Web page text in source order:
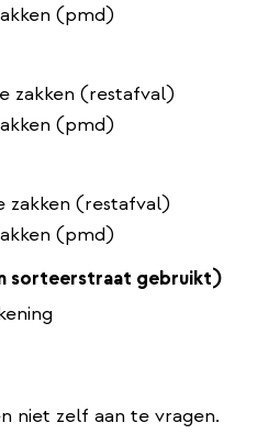
(pmd)
zakken (restafval)
(pmd)
zakken (restafval)
(pmd)
sorteerstraat gebruikt)
niet zelf aan te vragen.